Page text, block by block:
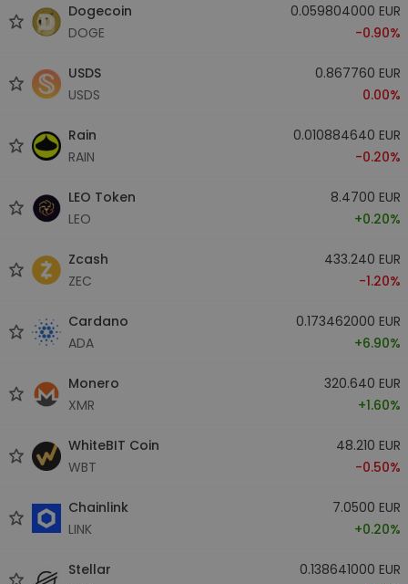
Dogecoin
DOGE
0.059804000 EUR
-0.90%
USDS
USDS
0.867760 EUR
0.00%
Rain
RAIN
0.010884640 EUR
-0.20%
LEO Token
LEO
8.4700 EUR
+0.20%
Zcash
ZEC
433.240 EUR
-1.20%
Cardano
ADA
0.173462000 EUR
+6.90%
Monero
XMR
320.640 EUR
+1.60%
WhiteBIT Coin
WBT
48.210 EUR
-0.50%
Chainlink
LINK
7.0500 EUR
+0.20%
Stellar
0.138641000 EUR